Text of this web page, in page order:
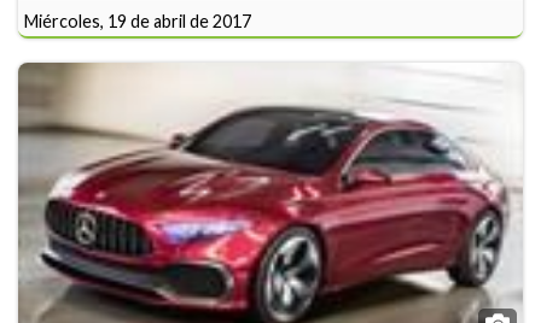
Miércoles, 19 de abril de 2017